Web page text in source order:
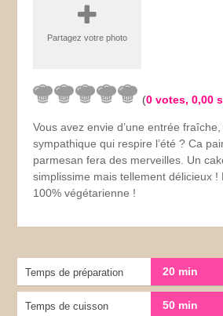
Partagez votre photo
(0 votes,0,00
Vous avez envie d’une entrée fraîche,
sympathique qui respire l’été ? Ca
parmesan fera des merveilles. Un
simplissime mais tellement délicieux !
100% végétarienne !
Temps de préparation 20 min
Temps de cuisson 50 min